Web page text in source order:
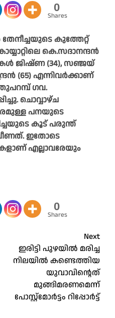
0
Shares
തേനീച്ചയുടെ കുത്തേറ്റ്
കെ.സദാനന്ദൻ
ജിഷ്ണ (34), സഞ്ജയ്
(65) എന്നിവർക്കാണ്
ഗവ.
ചൊവ്വാഴ്ച
പനയുടെ
കൂട് പരുന്ത്
വീണത്. ഇതോടെ
എല്ലാവരേയും
0
Shares
Next
ഇരിട്ടി പുഴയിൽ മരിച്ച
നിലയിൽ കണ്ടെത്തിയ
യുവാവിന്റെത്‌
മുങ്ങിമരണമെന്ന്
പോസ്റ്റ്‌മോർട്ടം റിപ്പോർട്ട്